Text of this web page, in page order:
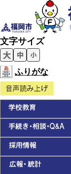
文字サイズ
ふりがな